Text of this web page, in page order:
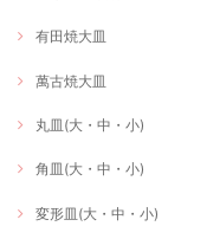
有田焼大皿
萬古焼大皿
丸皿(大・中・小)
角皿(大・中・小)
変形皿(大・中・小)